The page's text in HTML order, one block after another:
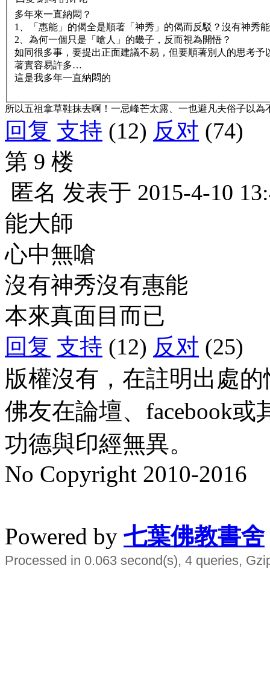
多年來一直納悶？
1、「惠能」的偈全是順著「神秀」的偈而反駁？沒有神秀
2、為何一個只是「嗆人」的畿子，反而視為開悟？
如同很多事，要提出正面建議不易，但要順著別人的思考予
著實容易許多…
這是我多年一直納悶的
所以五祖拿草鞋抹去啊！一忌峰芒太露、一也避凡夫俗子以
回复 支持 (12) 反对 (74)
第 9 楼
匿名 发表于 2015-4-10
能大師
心中無嗆
沒有神秀沒有惠能
本來真面目而已
回复 支持 (12) 反对 (25)
版權沒有，在註明出處
佛友在論壇、facebook
功德與印經無異。
No Copyright 2010-2016
Powered by 七葉佛教書舍
Processed in 0.063 second(s), 4 queries,